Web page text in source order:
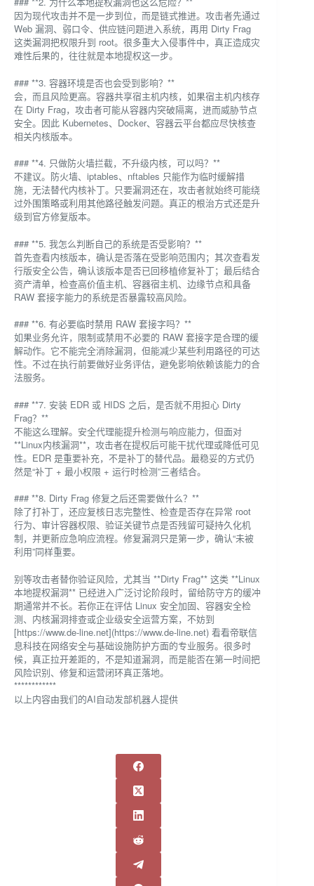
因为现代攻击并不是一步到位，而是链式推进。攻击者先通过
Web 漏洞、弱口令、供应链问题进入系统，再用 Dirty Frag
这类漏洞把权限升到 root。很多重大入侵事件中，真正造成灾
难性后果的，往往就是本地提权这一步。
### **3. 容器环境是否也会受到影响？**
会，而且风险更高。容器共享宿主机内核，如果宿主机内核存
在 Dirty Frag，攻击者可能从容器内突破隔离，进而威胁节点
安全。因此 Kubernetes、Docker、容器云平台都应尽快核查
相关内核版本。
### **4. 只做防火墙拦截，不升级内核，可以吗？**
不建议。防火墙、iptables、nftables 只能作为临时缓解措
施，无法替代内核补丁。只要漏洞还在，攻击者就始终可能绕
过外围策略或利用其他路径触发问题。真正的根治方式还是升
级到官方修复版本。
### **5. 我怎么判断自己的系统是否受影响？**
首先查看内核版本，确认是否落在受影响范围内；其次查看发
行版安全公告，确认该版本是否已回移植修复补丁；最后结合
资产清单，检查高价值主机、容器宿主机、边缘节点和具备
RAW 套接字能力的系统是否暴露较高风险。
### **6. 有必要临时禁用 RAW 套接字吗？**
如果业务允许，限制或禁用不必要的 RAW 套接字是合理的缓
解动作。它不能完全消除漏洞，但能减少某些利用路径的可达
性。不过在执行前要做好业务评估，避免影响依赖该能力的合
法服务。
### **7. 安装 EDR 或 HIDS 之后，是否就不用担心 Dirty
Frag？**
不能这么理解。安全代理能提升检测与响应能力，但面对
**Linux内核漏洞**，攻击者在提权后可能干扰代理或降低可见
性。EDR 是重要补充，不是补丁的替代品。最稳妥的方式仍
然是“补丁 + 最小权限 + 运行时检测”三者结合。
### **8. Dirty Frag 修复之后还需要做什么？**
除了打补丁，还应复核日志完整性、检查是否存在异常 root
行为、审计容器权限、验证关键节点是否残留可疑持久化机
制，并更新应急响应流程。修复漏洞只是第一步，确认“未被
利用”同样重要。
别等攻击者替你验证风险，尤其当 **Dirty Frag** 这类 **Linux
本地提权漏洞** 已经进入广泛讨论阶段时，留给防守方的缓冲
期通常并不长。若你正在评估 Linux 安全加固、容器安全检
测、内核漏洞排查或企业级安全运营方案，不妨到
[https://www.de-line.net](https://www.de-line.net) 看看帝联信
息科技在网络安全与基础设施防护方面的专业服务。很多时
候，真正拉开差距的，不是知道漏洞，而是能否在第一时间把
风险识别、修复和运营闭环真正落地。
************
以上内容由我们的AI自动发部机器人提供